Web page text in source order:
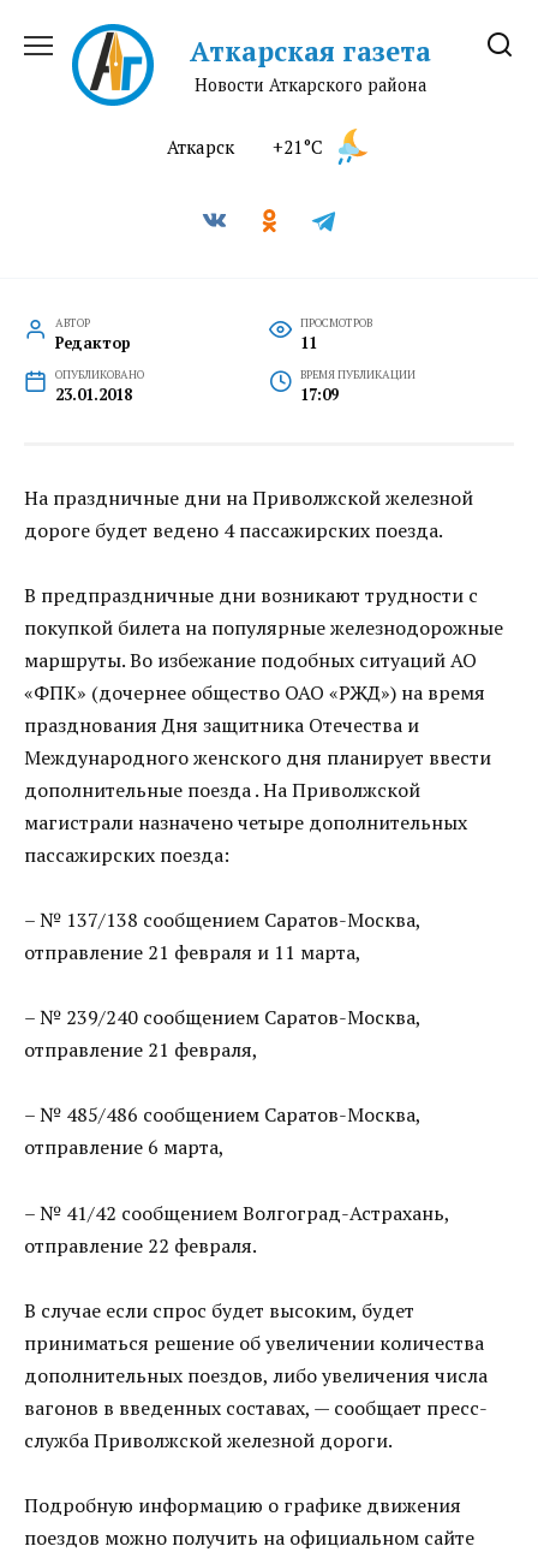
содержанию
Аткарская газета
Новости Аткарского района
Аткарск +21°C
АВТОР
Редактор
ПРОСМОТРОВ
11
ОПУБЛИКОВАНО
23.01.2018
ВРЕМЯ ПУБЛИКАЦИИ
17:09
На праздничные дни на Приволжской железной
дороге будет ведено 4 пассажирских поезда.
В предпраздничные дни возникают трудности с
покупкой билета на популярные железнодорожные
маршруты. Во избежание подобных ситуаций АО
«ФПК» (дочернее общество ОАО «РЖД») на время
празднования Дня защитника Отечества и
Международного женского дня планирует ввести
дополнительные поезда . На Приволжской
магистрали назначено четыре дополнительных
пассажирских поезда:
– № 137/138 сообщением Саратов-Москва,
отправление 21 февраля и 11 марта,
– № 239/240 сообщением Саратов-Москва,
отправление 21 февраля,
– № 485/486 сообщением Саратов-Москва,
отправление 6 марта,
– № 41/42 сообщением Волгоград-Астрахань,
отправление 22 февраля.
В случае если спрос будет высоким, будет
приниматься решение об увеличении количества
дополнительных поездов, либо увеличения числа
вагонов в введенных составах, — сообщает пресс-
служба Приволжской железной дороги.
Подробную информацию о графике движения
поездов можно получить на официальном сайте